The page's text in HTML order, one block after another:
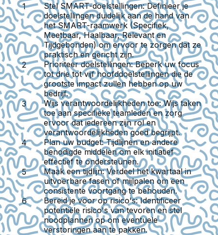
Stel SMART-doelstellingen:Definieer je
doelstellingen duidelijk aan de hand van
het SMART-raamwerk (Specifiek,
Meetbaar, Haalbaar, Relevant en
Tijdgebonden) om ervoor te zorgen dat ze
praktisch en gericht zijn.
Prioriteer doelstellingen:Beperk uw focus
tot drie tot vijf hoofddoelstellingen die de
grootste impact zullen hebben op uw
bedrijf.
Wijs verantwoordelijkheden toe:Wijs taken
toe aan specifieke teamleden en zorg
ervoor dat iedereen zijn rol en
verantwoordelijkheden goed begrijpt.
Plan uw budget:Tijdlijnen en andere
benodigde middelen om elk initiatief
effectief te ondersteunen.
Maak een tijdlijn:Verdeel het kwartaal in
uitvoerbare fasen of mijlpalen om een
consistente voortgang te behouden.
Bereid je voor op risico's:Identificeer
potentiële risico's van tevoren en stel
noodplannen op om eventuele
verstoringen aan te pakken.